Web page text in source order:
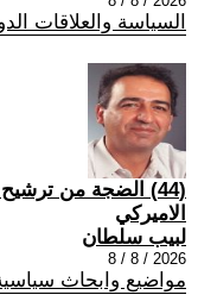
السياسة والعلاقات
(44) الضجة من
الاميركي
لبيب سلطان
2026 / 8 / 8
مواضيع وابحاث